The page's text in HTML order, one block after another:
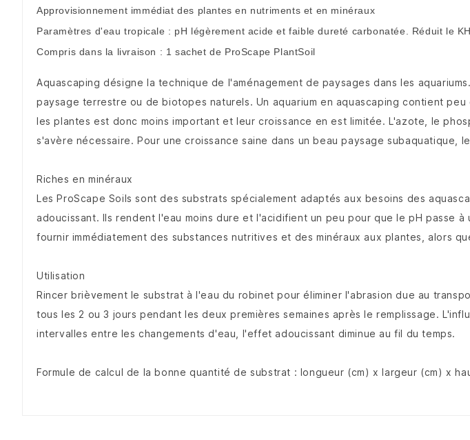
Approvisionnement immédiat des plantes en nutriments et en minéraux
Paramètres d'eau tropicale : pH légèrement acide et faible dureté carbonatée. Réduit le
Compris dans la livraison : 1 sachet de ProScape PlantSoil
Aquascaping désigne la technique de l'aménagement de paysages dans les
paysage terrestre ou de biotopes naturels. Un aquarium en aquascaping contient
les plantes est donc moins important et leur croissance en est limitée. L'azote, le
s'avère nécessaire. Pour une croissance saine dans un beau paysage subaquatique,
Riches en minéraux
Les ProScape Soils sont des substrats spécialement adaptés aux besoins des
adoucissant. Ils rendent l'eau moins dure et l'acidifient un peu pour que le pH passe
fournir immédiatement des substances nutritives et des minéraux aux plantes, alors
Utilisation
Rincer brièvement le substrat à l'eau du robinet pour éliminer l'abrasion due au
tous les 2 ou 3 jours pendant les deux premières semaines après le remplissage.
intervalles entre les changements d'eau, l'effet adoucissant diminue au fil du temps.
Formule de calcul de la bonne quantité de substrat : longueur (cm) x largeur (cm) x